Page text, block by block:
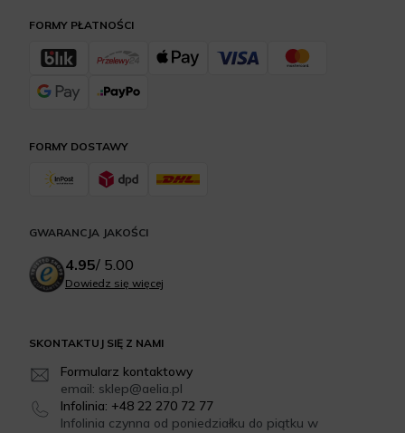
SKONTAKTUJ SIĘ Z NAMI
Formularz kontaktowy
email: sklep@aelia.pl
Infolinia: +48 22 270 72 77
Infolinia czynna od poniedziałku do piątku w
FORMY DOSTAWY
FORMY PŁATNOŚCI
GWARANCJA JAKOŚCI
4.95/ 5.00
Dowiedz się więcej